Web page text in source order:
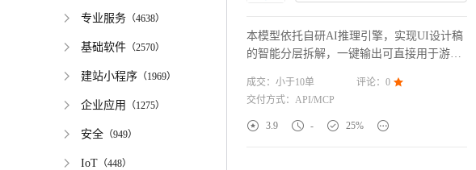
专业服务 （4638）
基础软件 （2570）
建站小程序 （1969）
企业应用 （1275）
安全 （949）
IoT （448）
本模型依托自研AI推理引擎，实现UI设计稿
的智能分层拆解，一键输出可直接用于游戏
术细节，无需投入高额的素材拆分人力成
本，助力游戏团队快速推进产品落地。
成交： 小于10单 评论：0 
交付方式： API/MCP
 3.9  -  25% 